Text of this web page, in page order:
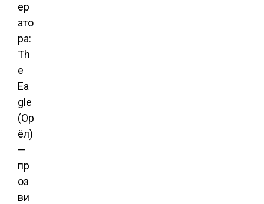
ер
ато
ра:
Th
e
Ea
gle
(Ор
ёл)
—
пр
оз
ви